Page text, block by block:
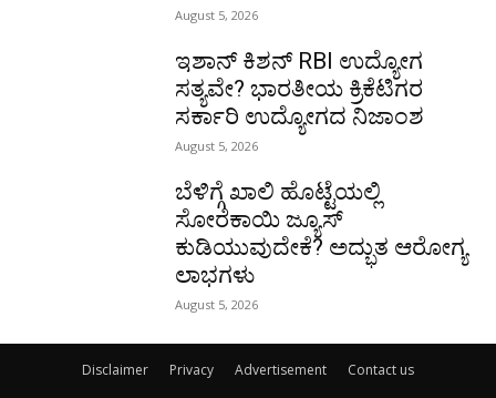
August 5, 2026
ಇಶಾನ್ ಕಿಶನ್ RBI ಉದ್ಯೋಗ
ಸತ್ಯವೇ? ಭಾರತೀಯ ಕ್ರಿಕೆಟಿಗರ
ಸರ್ಕಾರಿ ಉದ್ಯೋಗದ ನಿಜಾಂಶ
August 5, 2026
ಬೆಳಿಗ್ಗೆ ಖಾಲಿ ಹೊಟ್ಟೆಯಲ್ಲಿ
ಸೋರೆಕಾಯಿ ಜ್ಯೂಸ್
ಕುಡಿಯುವುದೇಕೆ? ಅದ್ಭುತ ಆರೋಗ್ಯ
ಲಾಭಗಳು
August 5, 2026
Disclaimer Privacy Advertisement Contact us